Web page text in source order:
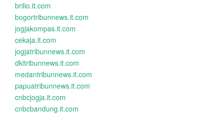
brilio.it.com
bogortribunnews.it.com
jogjakompas.it.com
cekaja.it.com
jogjatribunnews.it.com
dkitribunnews.it.com
medantribunnews.it.com
papuatribunnews.it.com
cnbcjogja.it.com
cnbcbandung.it.com